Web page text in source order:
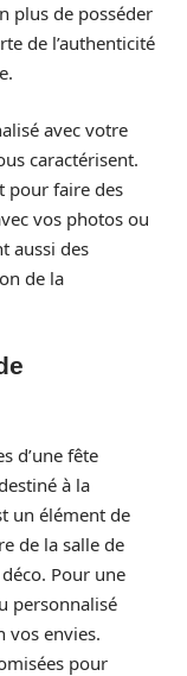
plus de posséder
de l’authenticité
avec votre
caractérisent.
pour faire des
vos photos ou
aussi des
de la
d’une fête
à la
un élément de
de la salle de
Pour une
personnalisé
vos envies.
pour